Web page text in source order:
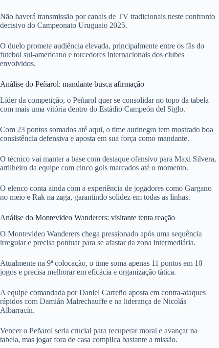
Não haverá transmissão por canais de TV tradicionais neste confronto
decisivo do Campeonato Uruguaio 2025.
O duelo promete audiência elevada, principalmente entre os fãs do
futebol sul-americano e torcedores internacionais dos clubes
envolvidos.
Análise do Peñarol: mandante busca afirmação
Líder da competição, o Peñarol quer se consolidar no topo da tabela
com mais uma vitória dentro do Estádio Campeón del Siglo.
Com 23 pontos somados até aqui, o time aurinegro tem mostrado boa
consistência defensiva e aposta em sua força como mandante.
O técnico vai manter a base com destaque ofensivo para Maxi Silvera,
artilheiro da equipe com cinco gols marcados até o momento.
O elenco conta ainda com a experiência de jogadores como Gargano
no meio e Rak na zaga, garantindo solidez em todas as linhas.
Análise do Montevideo Wanderers: visitante tenta reação
O Montevideo Wanderers chega pressionado após uma sequência
irregular e precisa pontuar para se afastar da zona intermediária.
Atualmente na 9ª colocação, o time soma apenas 11 pontos em 10
jogos e precisa melhorar em eficácia e organização tática.
A equipe comandada por Daniel Carreño aposta em contra-ataques
rápidos com Damián Malrechauffe e na liderança de Nicolás
Albarracín.
Vencer o Peñarol seria crucial para recuperar moral e avançar na
tabela, mas jogar fora de casa complica bastante a missão.